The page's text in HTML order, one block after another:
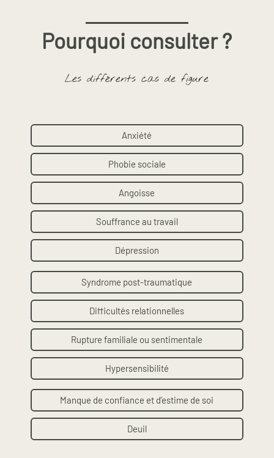
Pourquoi consulter ?
Les différents cas de figure
Anxiété
Phobie sociale
Angoisse
Souffrance au travail
Dépression
Syndrome post-traumatique
Difficultés relationnelles
Rupture familiale ou sentimentale
Hypersensibilité
Manque de confiance et d’estime de soi
Deuil